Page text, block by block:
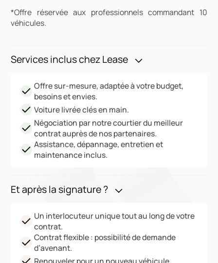
*Offre réservée aux professionnels commandant 10
véhicules.
Services inclus chez Lease
Offre sur-mesure, adaptée à votre budget,
besoins et envies.
Voiture livrée clés en main.
Négociation par notre courtier du meilleur
contrat auprès de nos partenaires.
Assistance, dépannage, entretien et
maintenance inclus.
Et après la signature ?
Un interlocuteur unique tout au long de votre
contrat.
Contrat flexible : possibilité de demande
d’avenant.